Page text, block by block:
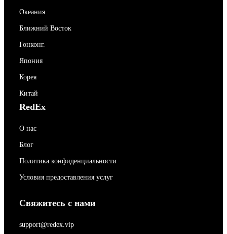
Океания
Ближний Восток
Гонконг.
Япония
Корея
Китай
RedEx
О нас
Блог
Политика конфиденциальности
Условия предоставления услуг
Свяжитесь с нами
support@redex.vip